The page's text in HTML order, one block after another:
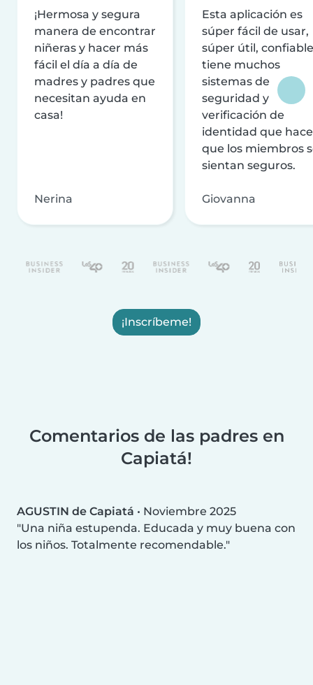
¡Hermosa y segura
manera de encontrar
niñeras y hacer más
fácil el día a día de
madres y padres que
necesitan ayuda en
casa!
Nerina
Esta aplicación es
súper fácil de usar,
súper útil,
tiene muchos
sistemas de
seguridad y
verificación de
identidad que
que los miembros
sientan seguros.
Giovanna
¡Inscríbeme!
Comentarios de las padres en
Capiatá!
AGUSTIN de Capiatá • Noviembre 2025
Una niña estupenda. Educada y muy buena con
los niños. Totalmente recomendable.